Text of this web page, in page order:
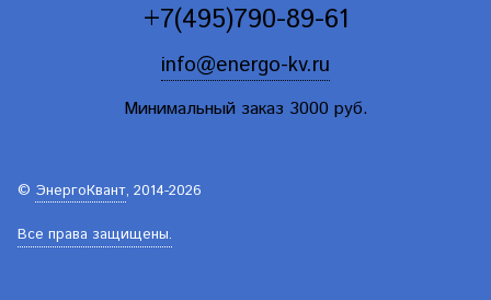
+7(495)790-89-61
info@energo-kv.ru
Минимальный заказ 3000 руб.
© ЭнергоКвант, 2014-2026
Все права защищены.